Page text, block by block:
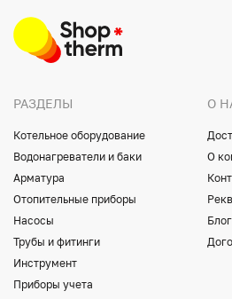
РАЗДЕЛЫ
Котельное оборудование
Водонагреватели и баки
Арматура
Отопительные приборы
Насосы
Трубы и фитинги
Инструмент
Приборы учета
О
О
Блог